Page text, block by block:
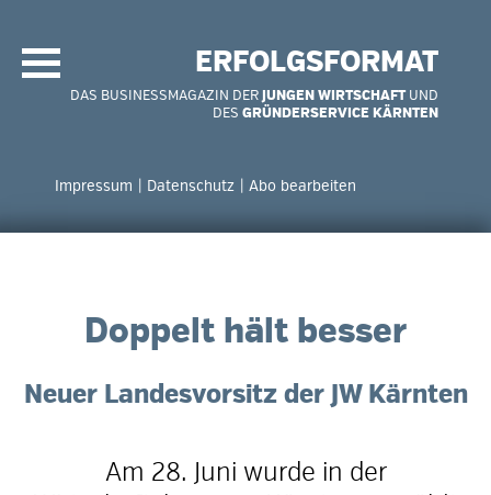
ERFOLGSFORMAT
DAS BUSINESSMAGAZIN DERJUNGEN WIRTSCHAFTUND
DES GRÜNDERSERVICE KÄRNTEN
überspringen
Impressum Datenschutz Abo bearbeiten
Doppelt hält besser
Neuer Landesvorsitz der JW Kärnten
Am 28. Juni wurde in der